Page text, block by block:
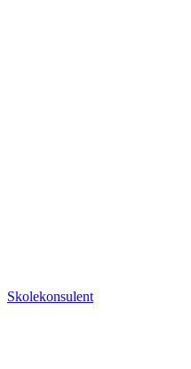
Skolekonsulent